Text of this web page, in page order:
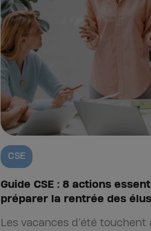
CSE
Guide CSE : 8 actions
préparer la rentrée des élus
Les vacances d’été